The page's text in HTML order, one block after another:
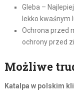
Gleba –
lekko kwaśnym
Ochrona przed
ochrony przed
Możliwe
Katalpa w polskim